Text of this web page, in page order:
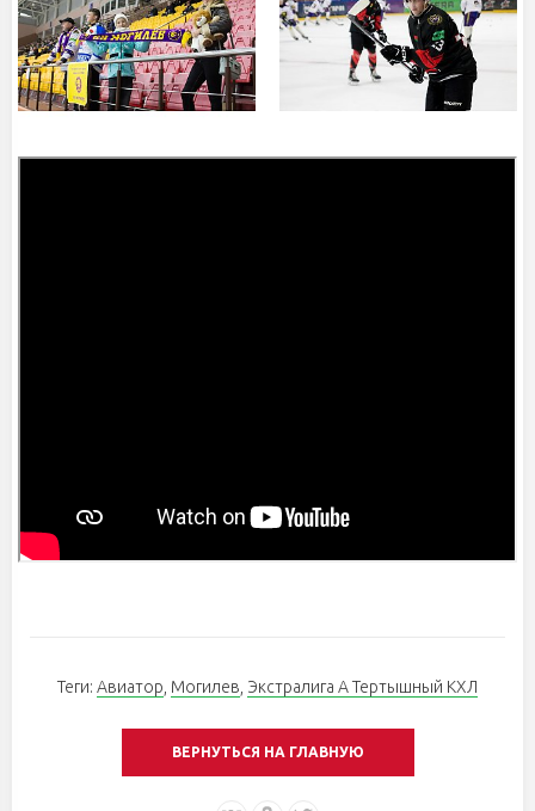
Теги: Авиатор Могилев Экстралига А Тертышный КХЛ
ВЕРНУТЬСЯ НА ГЛАВНУЮ